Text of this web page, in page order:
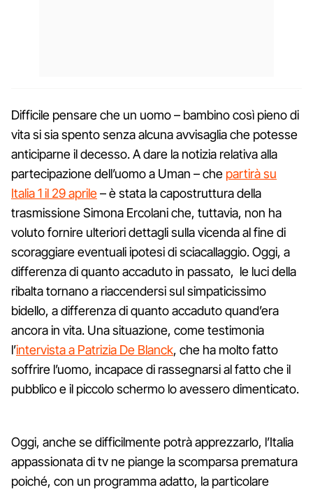
Difficile pensare che un uomo – bambino così pieno di
vita si sia spento senza alcuna avvisaglia che potesse
anticiparne il decesso. A dare la notizia relativa alla
partecipazione dell’uomo a Uman – che partirà su
Italia 1 il 29 aprile– è stata la capostruttura della
trasmissione Simona Ercolani che, tuttavia, non ha
voluto fornire ulteriori dettagli sulla vicenda al fine di
scoraggiare eventuali ipotesi di sciacallaggio. Oggi, a
differenza di quanto accaduto in passato, le luci della
ribalta tornano a riaccendersi sul simpaticissimo
bidello, a differenza di quanto accaduto quand’era
ancora in vita. Una situazione, come testimonia
l’intervista a Patrizia De Blanck, che ha molto fatto
soffrire l’uomo, incapace di rassegnarsi al fatto che il
pubblico e il piccolo schermo lo avessero dimenticato.
Oggi, anche se difficilmente potrà apprezzarlo, l’Italia
appassionata di tv ne piange la scomparsa prematura
poiché, con un programma adatto, la particolare